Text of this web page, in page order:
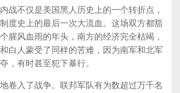
不仅是美国黑人历史上的一个转折点，
度史上的最后一次大流血。这场双方都豁
腥风血雨的年头，南方的经济完全枯竭，
白人蒙受了同样的苦难，因为南军和北军
，有时甚至犯下暴行。
入了战争。联邦军队有为数超过万千名